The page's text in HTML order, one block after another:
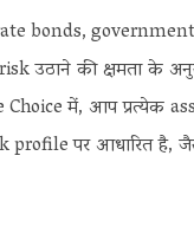
bonds,
risk उठाने की क्षमता
Choice में, आप
पर आधारित है,